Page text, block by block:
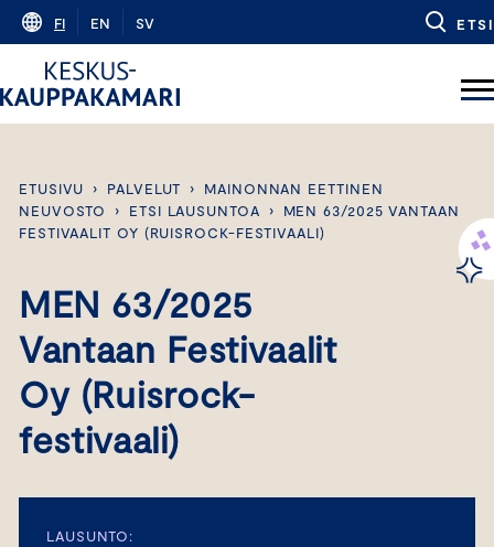
Skip
content
FI EN SV ETSI
ETUSIVU › PALVELUT ›
MAINONNAN EETTINEN
NEUVOSTO
› ETSI LAUSUNTOA ›
MEN 63/2025 VANTAAN
FESTIVAALIT OY (RUISROCK-FESTIVAALI)
MEN 63/2025
Vantaan Festivaalit
Oy (Ruisrock-
festivaali)
LAUSUNTO: